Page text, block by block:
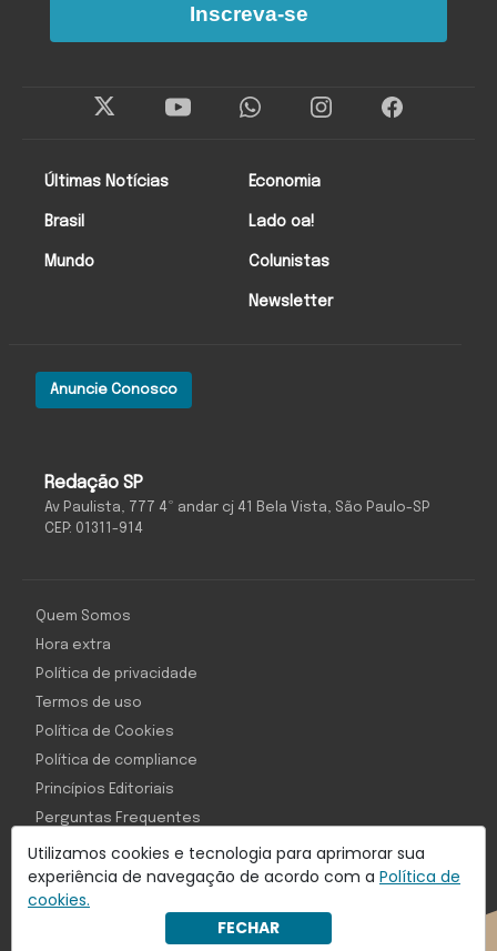
Utilizamos cookies e tecnologia para aprimorar sua
experiência de navegação de acordo com a Política de
cookies.
FECHAR
Redação SP
Av Paulista, 777 4º andar cj 41 Bela Vista, São Paulo-SP
CEP: 01311-914
Anuncie Conosco
Últimas Notícias
Brasil
Mundo
Economia
Lado oa!
Colunistas
Newsletter
Inscreva-se
Com inteligência e tecnologia:
Object1ve - Marketing Solution
Quem Somos
Hora extra
Política de privacidade
Termos de uso
Política de Cookies
Política de compliance
Princípios Editoriais
Perguntas Frequentes